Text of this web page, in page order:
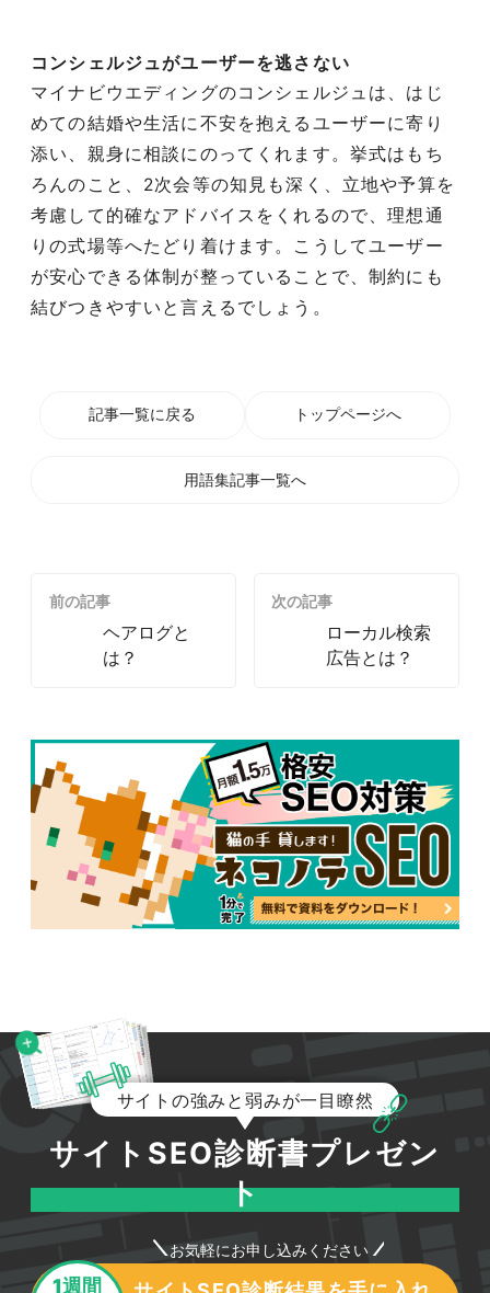
コンシェルジュがユーザーを逃さない
マイナビウエディングのコンシェルジュは、はじ
めての結婚や生活に不安を抱えるユーザーに寄り
添い、親身に相談にのってくれます。挙式はもち
ろんのこと、2次会等の知見も深く、立地や予算を
考慮して的確なアドバイスをくれるので、理想通
りの式場等へたどり着けます。こうしてユーザー
が安心できる体制が整っていることで、制約にも
結びつきやすいと言えるでしょう。
記事一覧に戻る トップページへ
用語集記事一覧へ
前の記事
ヘアログと
は？
次の記事
ローカル検索
広告とは？
サイトの強みと弱みが一目瞭然
サイトSEO診断書プレゼン
ト
お気軽にお申し込みください
1週間